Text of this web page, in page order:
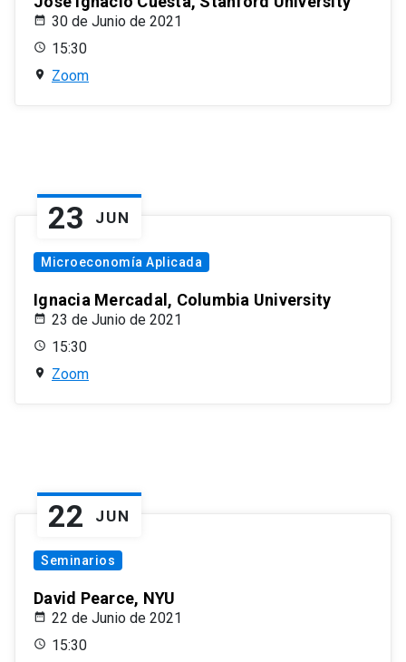
30 de Junio de 2021
15:30
Zoom
23 JUN
Microeconomía Aplicada
Ignacia Mercadal, Columbia University
23 de Junio de 2021
15:30
Zoom
22 JUN
Seminarios
David Pearce, NYU
22 de Junio de 2021
15:30